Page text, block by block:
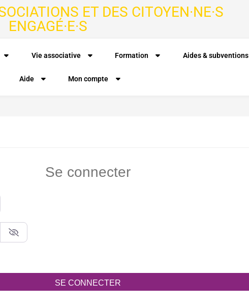
ET DES CITOYEN·NE·S
ENGAGÉ·E·S
Vie associative Formation Aides & subventions
Aide Mon compte
Se connecter
SE CONNECTER